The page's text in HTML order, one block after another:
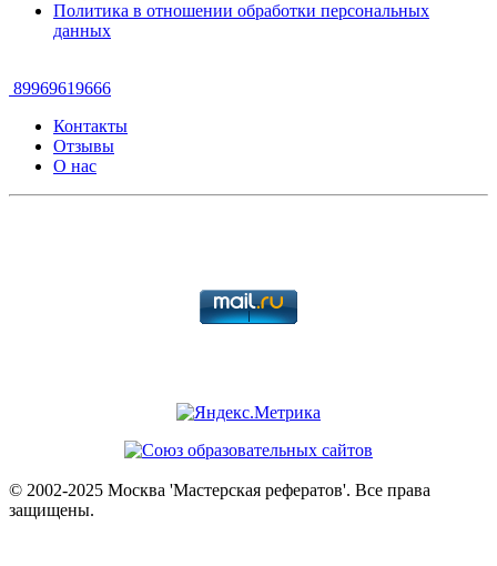
Политика в отношении обработки персональных
данных
89969619666
Контакты
Отзывы
О нас
© 2002-2025 Москва 'Мастерская рефератов'. Все права
защищены.